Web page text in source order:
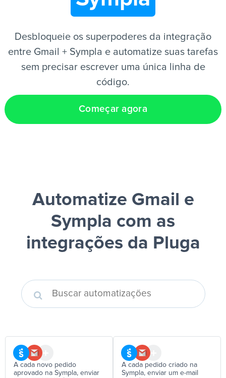
Desbloqueie os superpoderes da integração
entre Gmail + Sympla e automatize suas tarefas
sem precisar escrever uma única linha de
código.
Começar agora
Automatize Gmail e
Sympla com as
integrações da Pluga
A cada novo pedido
aprovado na Sympla, enviar
A cada pedido criado na
Sympla, enviar um e-mail